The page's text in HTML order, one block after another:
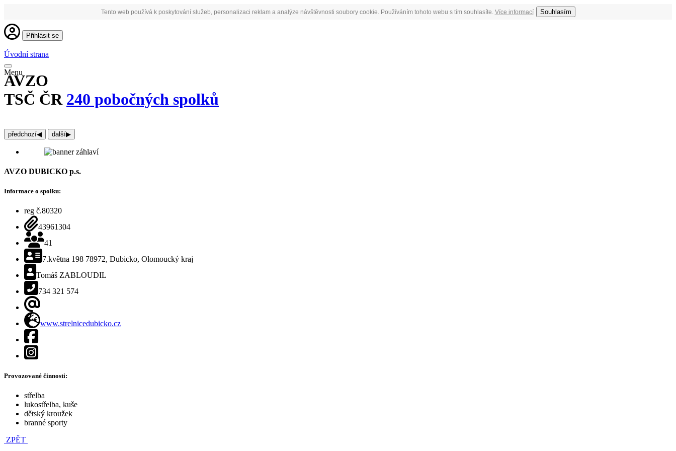
Tento web používá k poskytování služeb, personalizaci reklam a analýze návštěvnosti soubory cookie. Používáním tohoto webu s tím souhlasíte. Více informací Souhlasím
Přihlásit se
Úvodní strana
Menu
AVZO
TSČ ČR 240 pobočných spolků
předchozí◀︎ další▶︎
AVZO DUBICKO p.s.
Informace o spolku:
reg č.80320
43961304
41
Adresa, psč, kraj
7.května 198 78972, Dubicko, Olomoucký kraj
Kontaktní osoba
Tomáš ZABLOUDIL
Telefon
734 321 574
E-mail
Web
www.strelnicedubicko.cz
Facebook
Instagram
Provozované činnosti:
střelba
lukostřelba, kuše
dětský kroužek
branné sporty
ZPĚT